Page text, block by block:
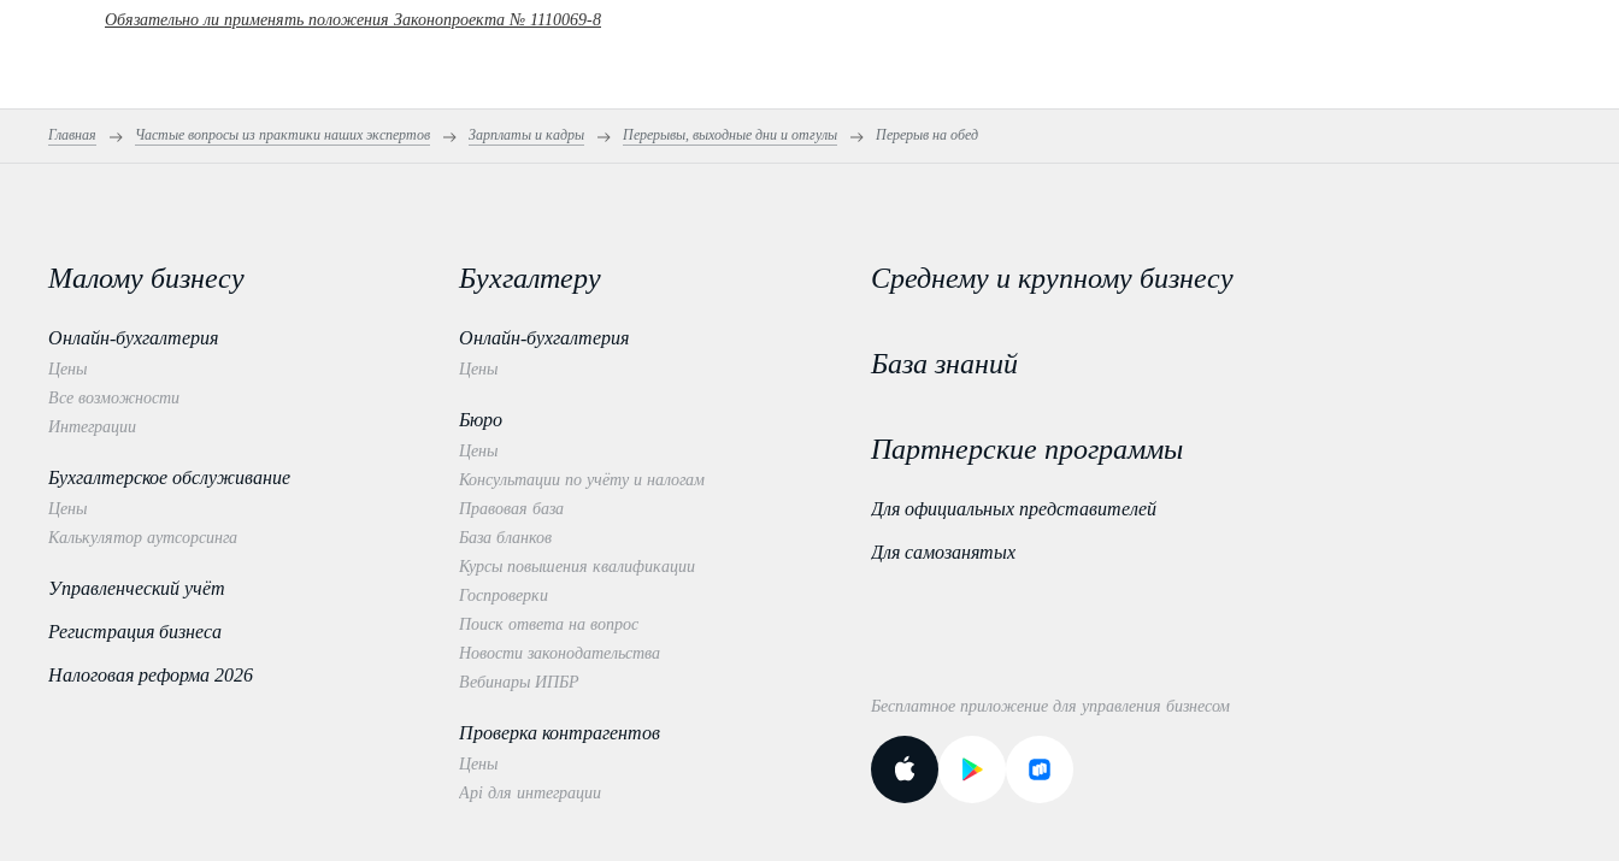
Обязательно ли применять положения Законопроекта № 1110069-8
Главная Частые вопросы из практики наших экспертов Зарплаты и кадры Перерывы, выходные дни и отгулы Перерыв на обед
Малому бизнесу
Онлайн-бухгалтерия
Цены
Все возможности
Интеграции
Бухгалтерское обслуживание
Цены
Калькулятор аутсорсинга
Управленческий учёт
Регистрация бизнеса
Налоговая реформа 2026
Бухгалтеру
Онлайн-бухгалтерия
Цены
Бюро
Цены
Консультации по учёту и налогам
Правовая база
База бланков
Курсы повышения квалификации
Госпроверки
Поиск ответа на вопрос
Новости законодательства
Вебинары ИПБР
Проверка контрагентов
Цены
Api для интеграции
Среднему и крупному бизнесу
База знаний
Партнерские программы
Для официальных представителей
Для самозанятых
Бесплатное приложение для управления бизнесом